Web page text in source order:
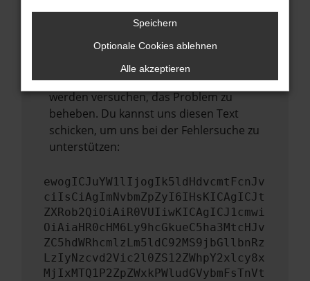
führen, dass bestimmte Funktionen nicht
mehr unterstützt werden.
Wende dich an den Webseitenbetreiber.
Wenn du alle oben genannten Schritte
versucht hast, kontaktiere uns bitte. Wir
werden versuchen, das Problem zu
beheben. Du kannst uns diesen Text
schicken, um uns bei der Fehlersuche zu
unterstützen:
ewogICJuYW1lIjogIk5ldHdvcmtFcnJv
ciIsCiAgImNvbmZpZyI6IHsKICAgICJt
ZXRob2QiOiAiR0VUIiwKICAgICJ1cmwi
OiAiaHR0cHM6Ly9hcGkueC5ha3MtcHJv
ZC5hdWRhcmlzLm5ldC92MS9jbGllbnRz
LzIyNzcvd2Vic2l0ZS12ZWhpY2xlcy8x
MjIxMTQ1P2ZpZWxkPWludGVybmFsTnVt
Speichern
Optionale Cookies ablehnen
Alle akzeptieren